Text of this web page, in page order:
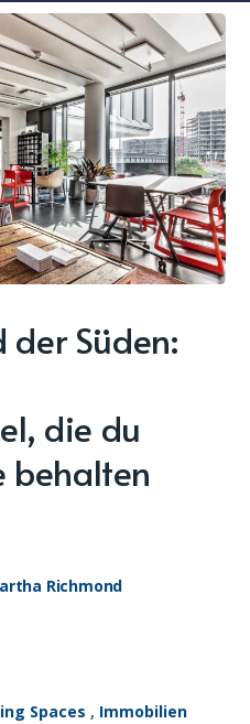
Süden:
die du
behalten
Richmond
Spaces , Immobilien